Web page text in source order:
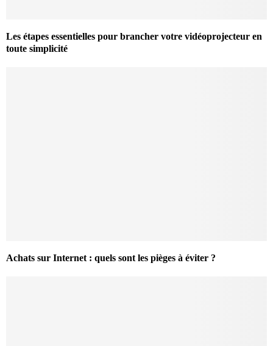
Les étapes essentielles pour brancher votre vidéoprojecteur en
toute simplicité
Achats sur Internet : quels sont les pièges à éviter ?